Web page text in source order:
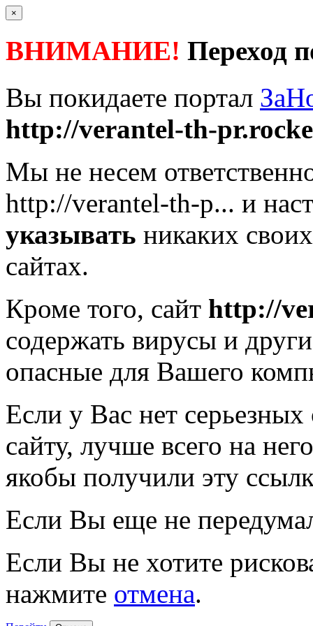
×
ВНИМАНИЕ! Переход
Вы покидаете портал
http://verantel-th-
Мы не несем
http://verantel-th-p... и
указывать никаких
сайтах.
Кроме того, сайт http://
содержать вирусы и
опасные для Вашего
Если у Вас нет
сайту, лучше всего на
якобы получили эту
Если Вы еще не
Если Вы не хотите
нажмите отмена.